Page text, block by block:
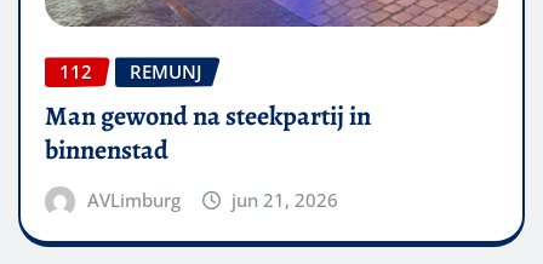
112 REMUNJ
Man gewond na steekpartij in
binnenstad
AVLimburg jun 21, 2026